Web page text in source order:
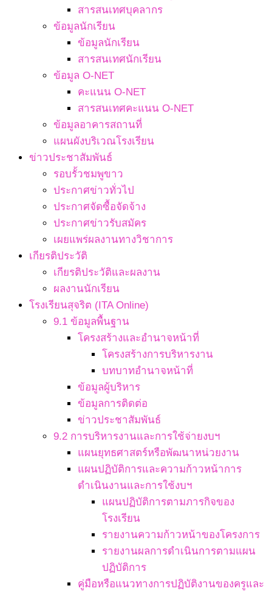
สารสนเทศบุคลากร
ข้อมูลนักเรียน
ข้อมูลนักเรียน
สารสนเทศนักเรียน
ข้อมูล O-NET
คะแนน O-NET
สารสนเทศคะแนน O-NET
ข้อมูลอาคารสถานที่
แผนผังบริเวณโรงเรียน
ข่าวประชาสัมพันธ์
รอบรั้วชมพูขาว
ประกาศข่าวทั่วไป
ประกาศจัดซื้อจัดจ้าง
ประกาศข่าวรับสมัคร
เผยแพร่ผลงานทางวิชาการ
เกียรติประวัติ
เกียรติประวัติและผลงาน
ผลงานนักเรียน
โรงเรียนสุจริต (ITA Online)
9.1 ข้อมูลพื้นฐาน
โครงสร้างและอำนาจหน้าที่
โครงสร้างการบริหารงาน
บทบาทอำนาจหน้าที่
ข้อมูลผู้บริหาร
ข้อมูลการติดต่อ
ข่าวประชาสัมพันธ์
9.2 การบริหารงานและการใช้จ่ายงบฯ
แผนยุทธศาสตร์หรือพัฒนาหน่วยงาน
แผนปฏิบัติการและความก้าวหน้าการ
ดำเนินงานและการใช้งบฯ
แผนปฏิบัติการตามภารกิจของ
โรงเรียน
รายงานความก้าวหน้าของโครงการ
รายงานผลการดำเนินการตามแผน
ปฏิบัติการ
คู่มือหรือแนวทางการปฏิบัติงานของครูและ